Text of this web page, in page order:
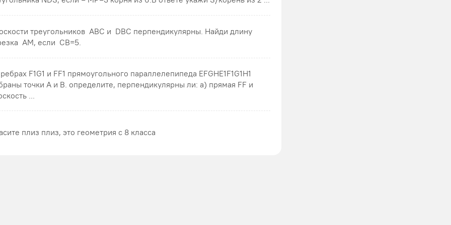
треугольников ABC и DBC перпендикулярны. Найди длину
AM , если CB=5 .
F1G1 и FF1 прямоугольного параллелепипеда EFGHE1F1G1H1
точки A и B. определите, перпендикулярны ли: а) прямая FF и
...
плиз плиз, это геометрия с 8 класса